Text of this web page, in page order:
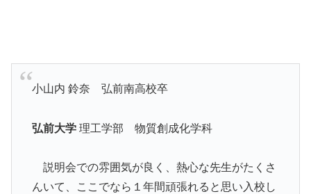
小山内 鈴奈 弘前南高校卒
弘前大学 理工学部 物質創成化学科
説明会での雰囲気が良く、熱心な先生がたくさ
んいて、ここでなら１年間頑張れると思い入校し